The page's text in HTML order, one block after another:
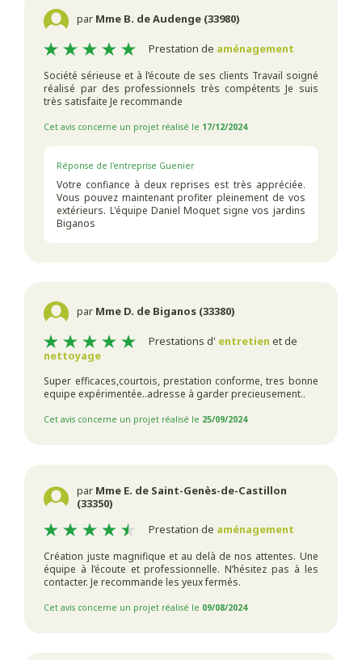
par Mme B. de Audenge (33980)
Prestation de aménagement
Société sérieuse et à l’écoute de ses clients Travail soigné
réalisé par des professionnels très compétents Je suis
très satisfaite Je recommande
Cet avis concerne un projet réalisé le 17/12/2024
Réponse de l'entreprise Guenier
Votre confiance à deux reprises est très appréciée.
Vous pouvez maintenant profiter pleinement de vos
extérieurs. L'équipe Daniel Moquet signe vos jardins
Biganos
par Mme D. de Biganos (33380)
Prestations d' entretien et de
nettoyage
Super efficaces,courtois, prestation conforme, tres bonne
equipe expérimentée..adresse à garder precieusement..
Cet avis concerne un projet réalisé le 25/09/2024
par Mme E. de Saint-Genès-de-Castillon
(33350)
Prestation de aménagement
Création juste magnifique et au delà de nos attentes. Une
équipe à l’écoute et professionnelle. N’hésitez pas à les
contacter. Je recommande les yeux fermés.
Cet avis concerne un projet réalisé le 09/08/2024